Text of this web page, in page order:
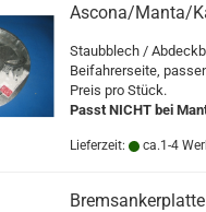
Ascona/Manta/
Staubblech /
Beifahrerseite,
Preis pro Stück.
Passt NICHT bei
Lieferzeit: ca.1-4